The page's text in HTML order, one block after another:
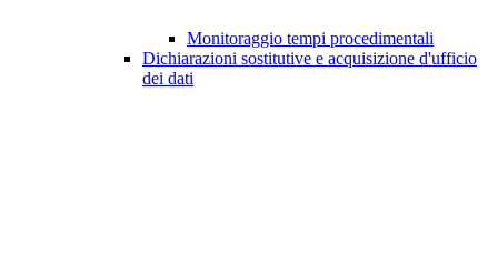
Monitoraggio tempi procedimentali
Dichiarazioni sostitutive e acquisizione d'ufficio
dei dati